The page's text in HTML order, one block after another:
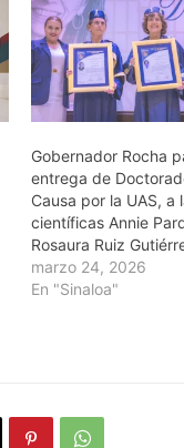
Gobernador Rocha
entrega de
Causa por la UAS, a
científicas Annie
Rosaura Ruiz
marzo 24, 2026
En "Sinaloa"